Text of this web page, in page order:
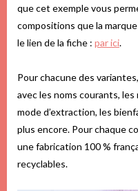
que cet exemple vous
compositions que la
le lien de la fiche : par ici.
Pour chacune des
avec les noms courants,
mode d’extraction, les
plus encore. Pour chaque
une fabrication 100 %
recyclables.